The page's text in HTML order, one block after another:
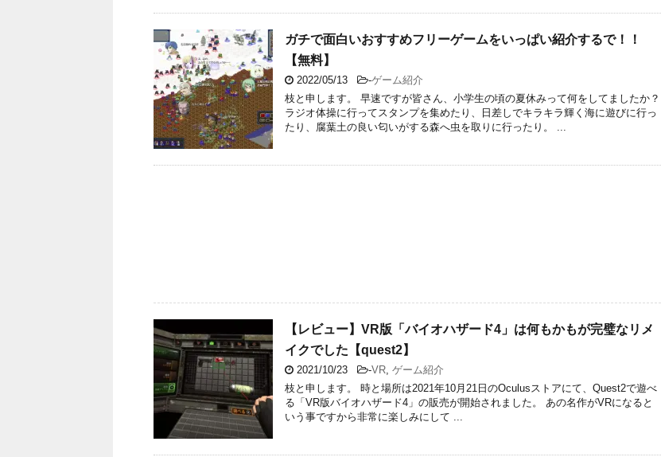
ガチで面白いおすすめフリーゲームをいっぱい紹介するで！！
【無料】
2022/05/13 -ゲーム紹介
枝と申します。 早速ですが皆さん、小学生の頃の夏休みって何をしてましたか？
ラジオ体操に行ってスタンプを集めたり、日差しでキラキラ輝く海に遊びに行っ
たり、腐葉土の良い匂いがする森へ虫を取りに行ったり。 ...
【レビュー】VR版「バイオハザード4」は何もかもが完璧なリメ
イクでした【quest2】
2021/10/23 -VR, ゲーム紹介
枝と申します。 時と場所は2021年10月21日のOculusストアにて、Quest2で遊べ
る「VR版バイオハザード4」の販売が開始されました。 あの名作がVRになると
いう事ですから非常に楽しみにして ...